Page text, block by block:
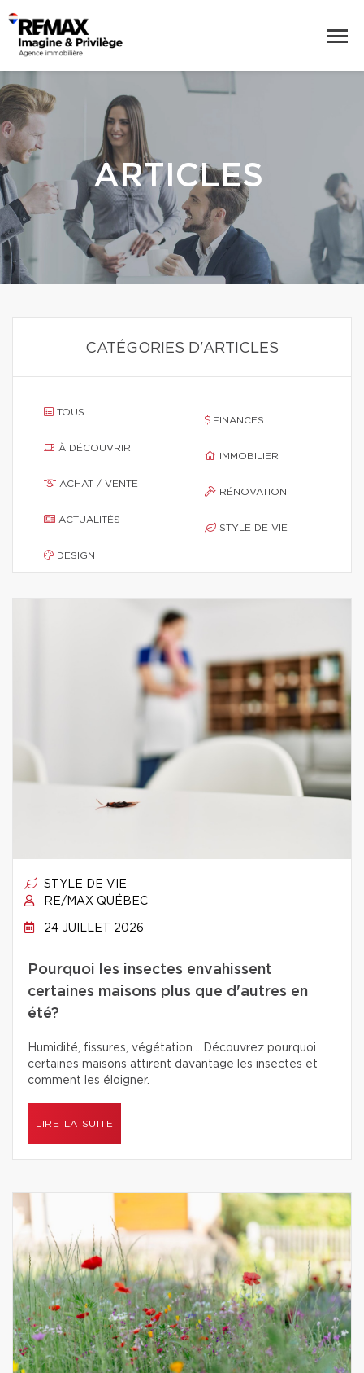
ARTICLES
CATÉGORIES D'ARTICLES
TOUS
À DÉCOUVRIR
ACHAT / VENTE
ACTUALITÉS
DESIGN
FINANCES
IMMOBILIER
RÉNOVATION
STYLE DE VIE
STYLE DE VIE
RE/MAX QUÉBEC
24 JUILLET 2026
Pourquoi les insectes envahissent
certaines maisons plus que d'autres en
été?
Humidité, fissures, végétation… Découvrez pourquoi
certaines maisons attirent davantage les insectes et
comment les éloigner.
LIRE LA SUITE